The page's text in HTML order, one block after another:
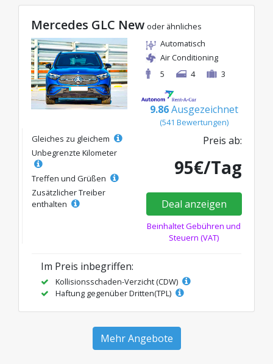
Mercedes GLC New oder ähnliches
Automatisch
Air Conditioning
5
4 3
9.86 Ausgezeichnet
(541 Bewertungen)
Gleiches zu gleichem
Unbegrenzte Kilometer
Treffen und Grüßen
Zusätzlicher Treiber
enthalten
Preis ab:
95€/Tag
Deal anzeigen
Beinhaltet Gebühren und
Steuern (VAT)
Im Preis inbegriffen:
Kollisionsschaden-Verzicht (CDW)
Haftung gegenüber Dritten(TPL)
Mehr Angebote